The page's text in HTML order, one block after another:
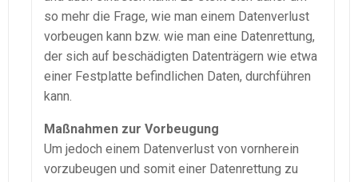
so mehr die Frage, wie man einem Datenverlust
vorbeugen kann bzw. wie man eine Datenrettung,
der sich auf beschädigten Datenträgern wie etwa
einer Festplatte befindlichen Daten, durchführen
kann.
Maßnahmen zur Vorbeugung
Um jedoch einem Datenverlust von vornherein
vorzubeugen und somit einer Datenrettung zu